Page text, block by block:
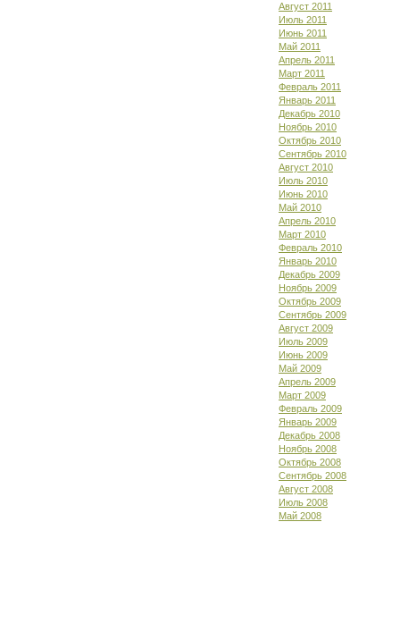
Август 2011
Июль 2011
Июнь 2011
Май 2011
Апрель 2011
Март 2011
Февраль 2011
Январь 2011
Декабрь 2010
Ноябрь 2010
Октябрь 2010
Сентябрь 2010
Август 2010
Июль 2010
Июнь 2010
Май 2010
Апрель 2010
Март 2010
Февраль 2010
Январь 2010
Декабрь 2009
Ноябрь 2009
Октябрь 2009
Сентябрь 2009
Август 2009
Июль 2009
Июнь 2009
Май 2009
Апрель 2009
Март 2009
Февраль 2009
Январь 2009
Декабрь 2008
Ноябрь 2008
Октябрь 2008
Сентябрь 2008
Август 2008
Июль 2008
Май 2008